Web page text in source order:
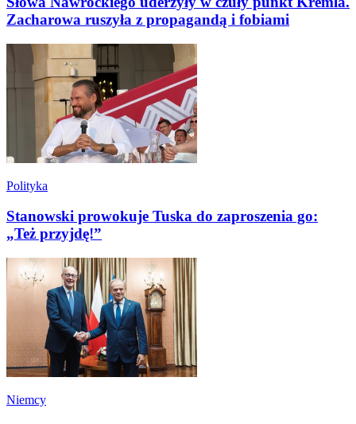
Zacharowa ruszyła z propagandą i fobiami
Polityka
Stanowski prowokuje Tuska do zaproszenia go:
„Też przyjdę!”
Niemcy